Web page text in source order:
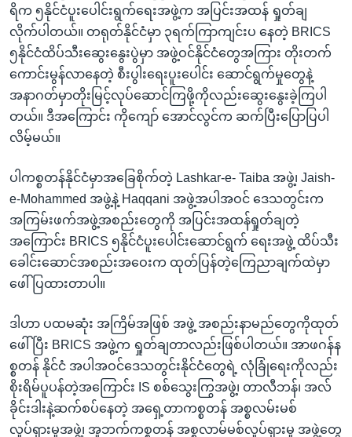
နေရာ
သို့
ကျော်
ရန်
ရိက ၅နိုင်ငံပူးပေါင်းရွက်ရေးအဖွဲ့က အပြင်းအထန် ရှုတ်ချ
လိုက်ပါတယ်။ တရုတ်နိုင်ငံမှာ ၃ရက်ကြာကျင်းပ နေတဲ့ BRICS
၅နိုင်ငံထိပ်သီးဆွေးနွေးပွဲမှာ အဖွဲ့ဝင်နိုင်ငံတွေအကြား တိုးတက်
ကောင်းမွန်လာနေတဲ့ စီးပွါးရေးပူးပေါင်း ဆောင်ရွက်မှုတွေနဲ့
အနာဂတ်မှာတိုးမြင့်လုပ်ဆောင်ကြဖို့ကိုလည်းဆွေးနွေးခဲ့ကြပါ
တယ်။ ဒီအကြောင်း ကိုကျော် အောင်လွင်က ဆက်ပြီးပြောပြပါ
လိမ့်မယ်။
ပါကစ္စတန်နိုင်ငံမှာအခြေစိုက်တဲ့ Lashkar-e- Taiba အဖွဲ့၊ Jaish-
e-Mohammed အဖွဲ့နဲ့ Haqqani အဖွဲ့အပါအဝင် ဒေသတွင်းက
အကြမ်းဖက်အဖွဲ့အစည်းတွေကို အပြင်းအထန်ရှုတ်ချတဲ့
အကြောင်း BRICS ၅နိုင်ငံပူးပေါင်းဆောင်ရွက် ရေးအဖွဲ့ ထိပ်သီး
ခေါင်းဆောင်အစည်းအဝေးက ထုတ်ပြန်တဲ့ကြေညာချက်ထဲမှာ
ဖေါ်ပြထားတာပါ။
ဒါဟာ ပထမဆုံး အကြိမ်အဖြစ် အဖွဲ့ အစည်းနာမည်တွေကိုထုတ်
ဖေါ်ပြီး BRICS အဖွဲ့က ရှုတ်ချတာလည်းဖြစ်ပါတယ်။ အာဖဂန်န
စ္စတန် နိုင်ငံ အပါအဝင်ဒေသတွင်းနိုင်ငံတွေရဲ့ လုံခြုံရေးကိုလည်း
စိုးရိမ်ပူပန်တဲ့အကြောင်း IS စစ်သွေးကြွအဖွဲ့၊ တာလီဘန်၊ အလ်
ခိုင်းဒါးနဲ့ဆက်စပ်နေတဲ့ အရှေ့တာကစ္စတန် အစ္စလမ်းမစ်
လှုပ်ရှားမှုအဖွဲ့၊ အူဘက်ကစ္စတန် အစ္စလာမ်မစ်လှုပ်ရှားမှု အဖွဲ့တွေ